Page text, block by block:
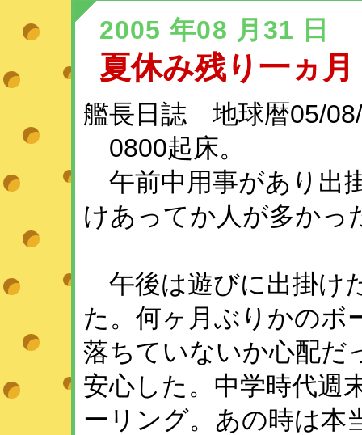
2005 年08 月31 日
夏休み残り一ヵ月
艦長日誌 地球暦05/
0800起床。
午前中用事があり出
けあってか人が多かっ
午後は遊びに出掛け
た。何ヶ月ぶりかのボ
落ちていないか心配だ
安心した。中学時代週
ーリング。あの時は本